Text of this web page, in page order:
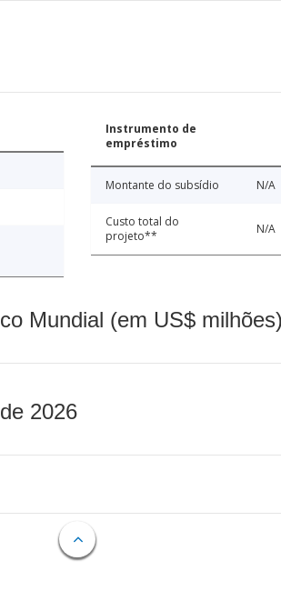
Instrumento de
empréstimo
Montante do subsídio N/A
Custo total do
projeto**
N/A
Mundial (em US$
2026